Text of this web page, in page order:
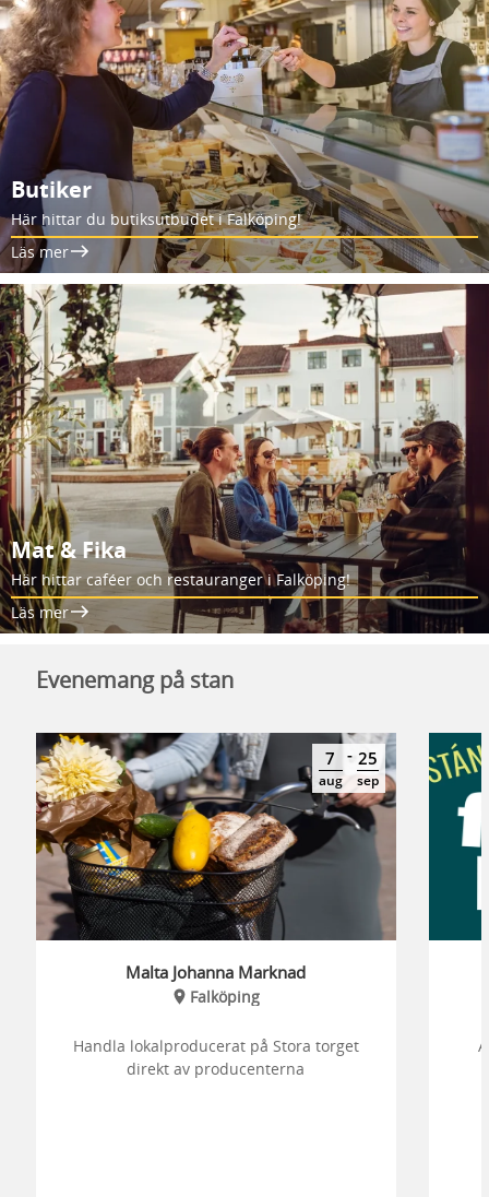
Butiker
Här hittar du butiksutbudet i Falköping!
Läs mer
Mat & Fika
Här hittar caféer och restauranger i Falköping!
Läs mer
Evenemang på stan
7
aug
- 25
sep
Malta Johanna Marknad
Falköping
Handla lokalproducerat på Stora torget
direkt av producenterna